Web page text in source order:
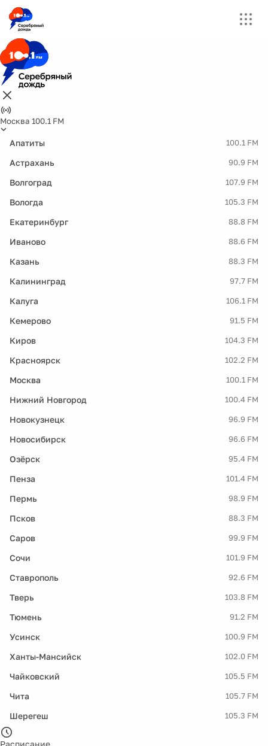
Москва 100.1 FM
Апатиты 100.1 FM
Астрахань 90.9 FM
Волгоград 107.9 FM
Вологда 105.3 FM
Екатеринбург 88.8 FM
Иваново 88.6 FM
Казань 88.3 FM
Калининград 97.7 FM
Калуга 106.1 FM
Кемерово 91.5 FM
Киров 104.3 FM
Красноярск 102.2 FM
Москва 100.1 FM
Нижний Новгород 100.4 FM
Новокузнецк 96.9 FM
Новосибирск 96.6 FM
Озёрск 95.4 FM
Пенза 101.4 FM
Пермь 98.9 FM
Псков 88.3 FM
Саров 99.9 FM
Сочи 101.9 FM
Ставрополь 92.6 FM
Тверь 103.8 FM
Тюмень 91.2 FM
Усинск 100.9 FM
Ханты-Мансийск 102.0 FM
Чайковский 105.5 FM
Чита 105.7 FM
Шерегеш 105.3 FM
Расписание